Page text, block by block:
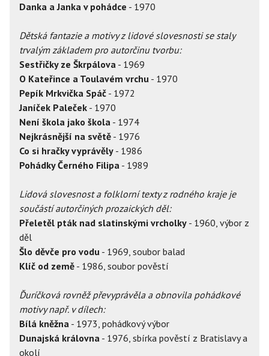
Danka a Janka v pohádce - 1970
Dětská fantazie a motivy z lidové slovesnosti se staly
trvalým základem pro autorčinu tvorbu:
Sestřičky ze Škrpálova - 1969
O Kateřince a Toulavém vrchu - 1970
Pepík Mrkvička Spáč - 1972
Janíček Paleček - 1970
Není škola jako škola - 1974
Nejkrásnější na světě - 1976
Co si hračky vyprávěly - 1986
Pohádky Černého Filipa - 1989
Lidová slovesnost a folklorní texty z rodného kraje je
součástí autorčiných prozaických děl:
Přeletěl pták nad slatinskými vrcholky - 1960, výbor z
děl
Šlo děvče pro vodu - 1969, soubor balad
Klíč od země - 1986, soubor pověstí
Ďuríčková rovněž převyprávěla a obnovila pohádkové
motivy např. v dílech:
Bílá kněžna - 1973, pohádkový výbor
Dunajská královna - 1976, sbírka pověstí z Bratislavy a
okolí